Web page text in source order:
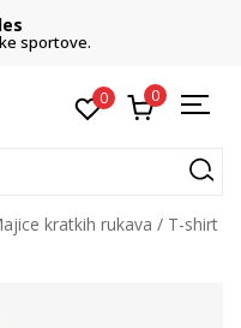
sportove.
0 0
kratkih rukava
T-shirt